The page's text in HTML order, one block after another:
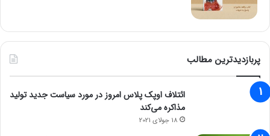
پربازدیدترین مطالب
ائتلاف اوپک پلاس امروز در مورد سیاست جدید تولید
مذاکره می‌کند
18 جولای 2021